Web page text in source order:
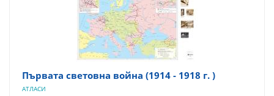
Първата световна война (1914 - 1918 г. )
АТЛАСИ